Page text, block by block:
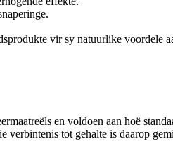
vir sy natuurlike voordele
en voldoen aan hoë
verbintenis tot gehalte is daarop